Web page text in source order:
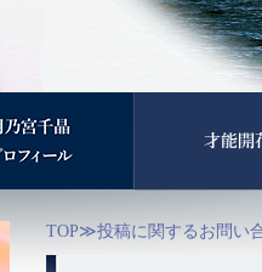
TOP≫投稿に関するお問い